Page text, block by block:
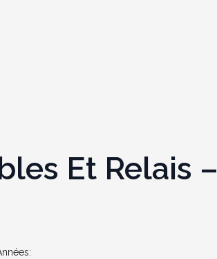
Et Relais –